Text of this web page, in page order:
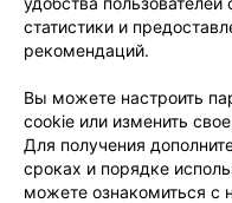
статистики и
рекомендаций.
Вы можете настроить
cookie или изменить
Для получения
сроках и порядке
можете ознакомиться с